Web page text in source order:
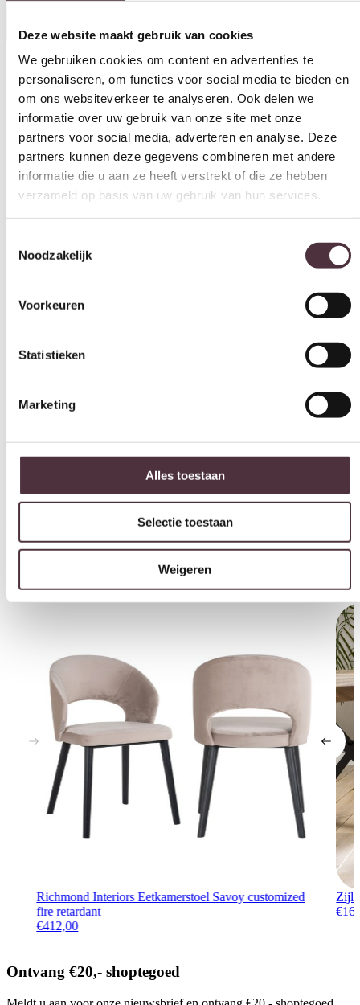
We gebruiken cookies om content en advertenties te
om ons websiteverkeer te analyseren. Ook delen we
informatie over uw gebruik van onze site met onze
partners voor social media, adverteren en analyse. Deze
partners kunnen deze gegevens combineren met andere
informatie die u aan ze heeft verstrekt of die ze hebben
verzameld op basis van uw gebruik van hun services.
Toestemmingsselectie
Noodzakelijk
Voorkeuren
Statistieken
Marketing
Materiaal
Leer, Stof
Zithoogte (cm)
Zitdiepte (cm)
57 cm
Leuninghoogte arm (cm)
n.n.b.
Merk
SEVN
Gemonteerd geleverd
Nee (handgrepen en/of poten nog monteren)
Geadviseerd onderhoudsmiddel
All in house Just enjoy 5 jaar vlek en constructie garantie
Hoekbanken
op meubelen
Ruim2500m2 showroom
Interessant voor jou
Richmond Interiors Eetkamerstoel Savoy customized
fire retardant
€412,00
€
Ontvang €20,- shoptegoed